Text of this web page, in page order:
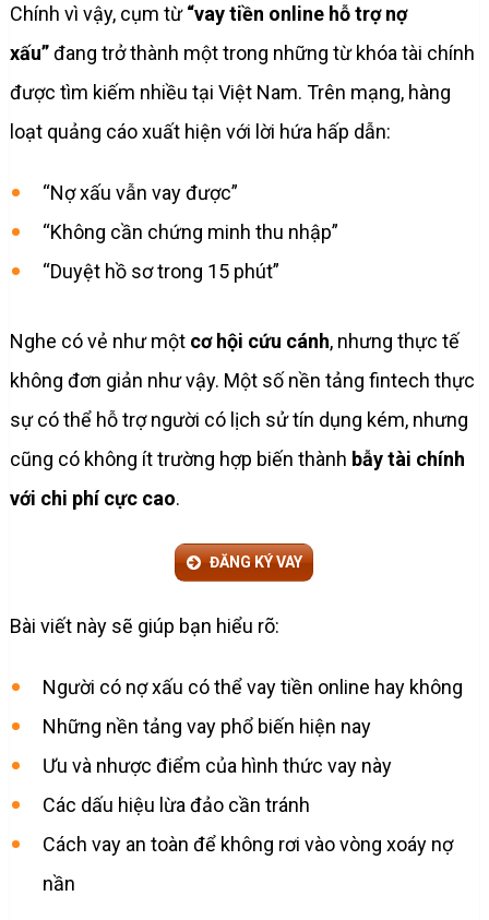
Chính vì vậy, cụm từ“vay tiền online hỗ trợ nợ
xấu”đang trở thành một trong những từ khóa tài chính
được tìm kiếm nhiều tại Việt Nam. Trên mạng, hàng
loạt quảng cáo xuất hiện với lời hứa hấp dẫn:
“Nợ xấu vẫn vay được”
“Không cần chứng minh thu nhập”
“Duyệt hồ sơ trong 15 phút”
Nghe có vẻ như một cơ hội cứu cánh, nhưng thực tế
không đơn giản như vậy. Một số nền tảng fintech thực
sự có thể hỗ trợ người có lịch sử tín dụng kém, nhưng
cũng có không ít trường hợp biến thành bẫy tài chính
với chi phí cực cao.
ĐĂNG KÝ VAY
Bài viết này sẽ giúp bạn hiểu rõ:
Người có nợ xấu có thể vay tiền online hay không
Những nền tảng vay phổ biến hiện nay
Ưu và nhược điểm của hình thức vay này
Các dấu hiệu lừa đảo cần tránh
Cách vay an toàn để không rơi vào vòng xoáy nợ
nần